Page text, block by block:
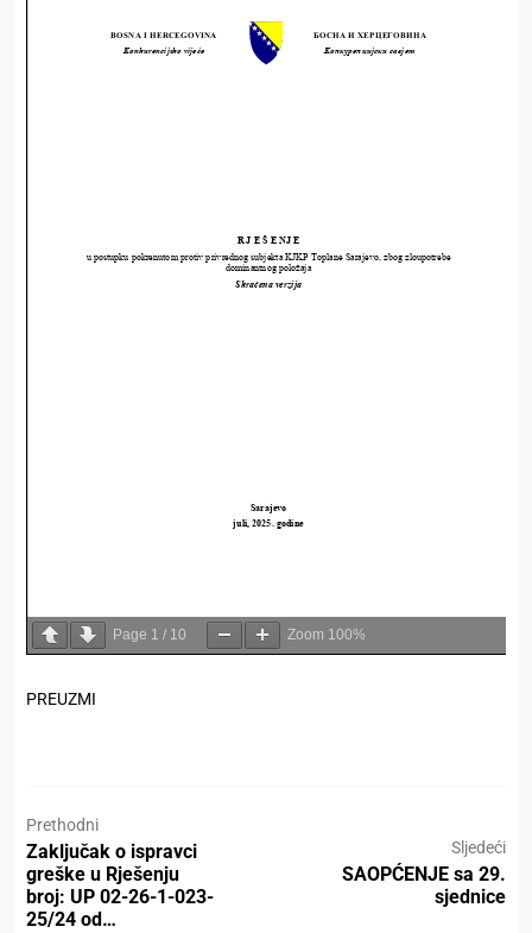
Page 1 / 10 Zoom 100%
PREUZMI
Prethodni
Zaključak o ispravci
greške u Rješenju
broj: UP 02-26-1-023-
25/24 od…
Sljedeći
SAOPĆENJE sa 29.
sjednice